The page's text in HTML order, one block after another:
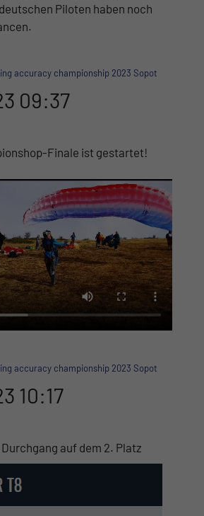
Piloten haben noch
accuracy championship 2023 Sopot
09:37
Finale ist gestartet!
accuracy championship 2023 Sopot
10:17
auf dem 2. Platz